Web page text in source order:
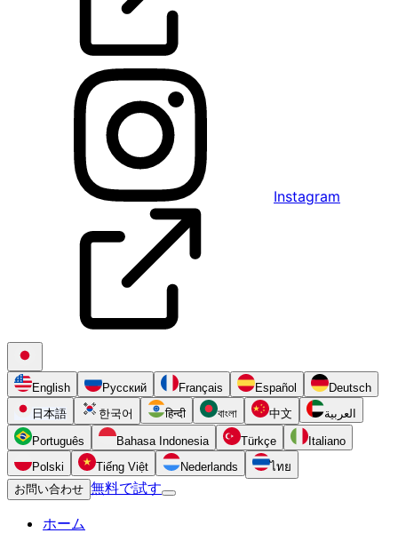
Instagram
English Русский Français Español
Deutsch
日本語
한국어 हिन्दी বাংলা 中文 العربية
Português Bahasa Indonesia Türkçe
Italiano
Polski
Tiếng Việt Nederlands
ไทย
お問い合わせ 無料で試す
ホーム